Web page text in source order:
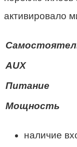
активировало
AUX
Питание
Мощность
наличие